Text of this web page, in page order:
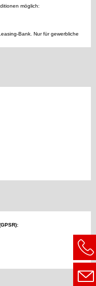
möglich:
Bank. Nur für gewerbliche